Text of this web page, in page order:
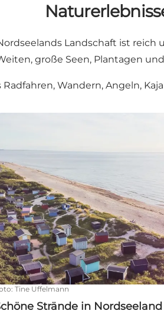
Landschaft ist
große Seen, Plantagen
Wandern, Angeln,
Strände in Nordseeland
: Tine Uffelmann
Strände in Nordseeland